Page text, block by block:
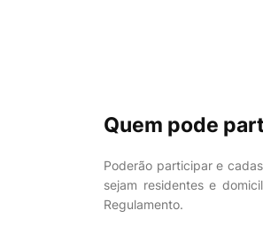
Quem pode
Poderão participar e
sejam residentes e
Regulamento.